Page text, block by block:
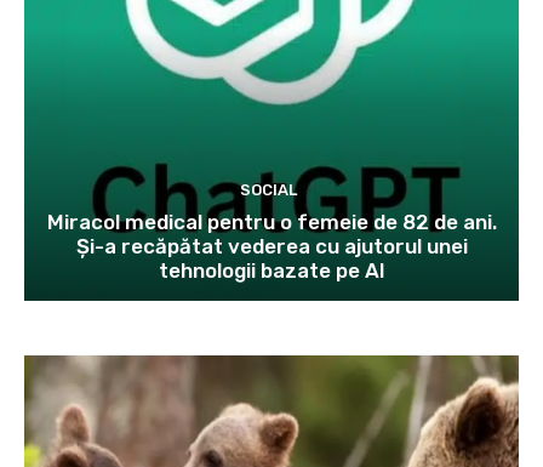
SOCIAL
Miracol medical pentru o femeie de 82 de ani.
Și-a recăpătat vederea cu ajutorul unei
tehnologii bazate pe AI